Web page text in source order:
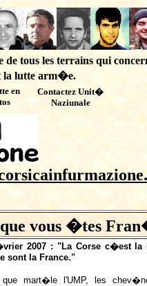
tous les terrains qui
la lutte arm�e.
en
Contactez Unit�
Naziunale
vous �tes
2007 : "La Corse c�est la
sont la France."
mart�le l'UMP, les